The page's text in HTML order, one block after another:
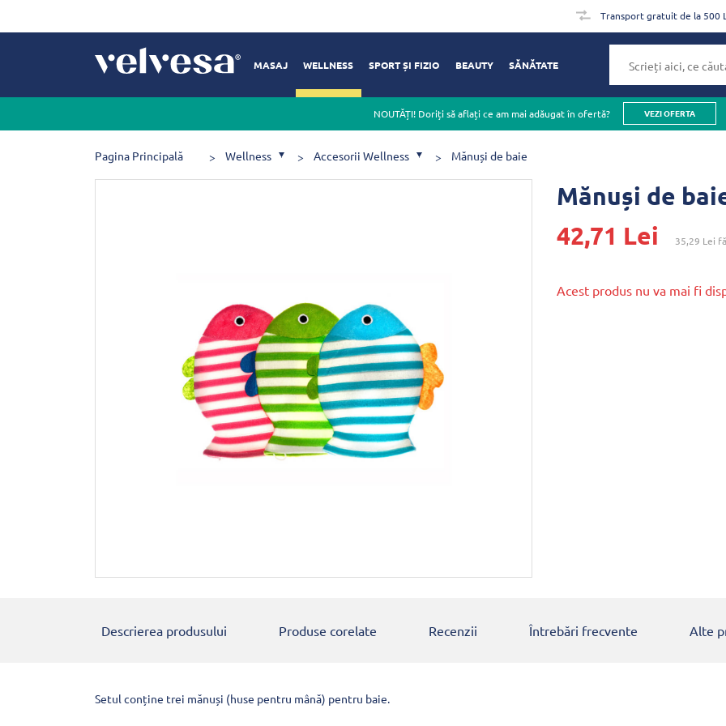
Transport gratuit de la 500
MASAJ WELLNESS SPORT ȘI FIZIO BEAUTY SĂNĂTATE
NOUTĂȚI! Doriți să aflați ce am mai adăugat în ofertă? VEZI OFERTA
Pagina Principală Wellness Accesorii Wellness Mănuși de baie
Mănuși de
42,71 Lei
35,29 Lei
Acest produs nu va mai fi
Descrierea produsului Produse corelate Recenzii Întrebări frecvente Alte
Setul conține trei mănuși (huse pentru mână) pentru baie.